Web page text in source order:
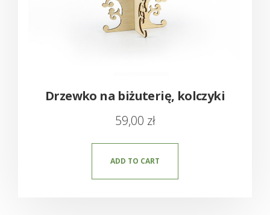
Drzewko na biżuterię, kolczyki
59,00 zł
ADD TO CART